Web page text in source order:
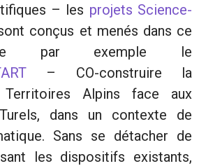
– les projets Science-
conçus et menés dans ce
par exemple le
– CO-construire la
Territoires Alpins face aux
dans un contexte de
Sans se détacher de
les dispositifs existants,